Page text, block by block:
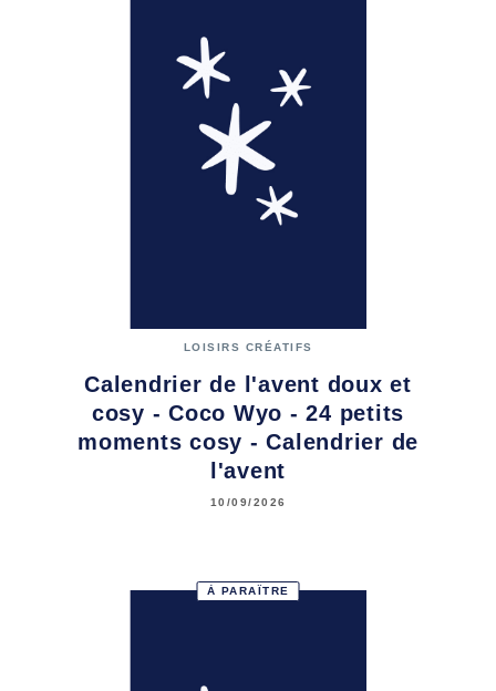
LOISIRS CRÉATIFS
Calendrier de l'avent doux et
cosy - Coco Wyo - 24 petits
moments cosy - Calendrier de
l'avent
10/09/2026
À PARAÎTRE